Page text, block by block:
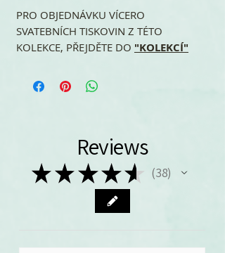
PRO OBJEDNÁVKU VÍCERO
SVATEBNÍCH TISKOVIN Z TÉTO
KOLEKCE, PŘEJDĚTE DO "KOLEKCÍ"
Reviews
★ ★★★★ 38
38